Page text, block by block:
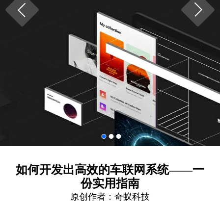
如何开发出高效的车联网系统——一
份实用指南
原创作者： 奇蚁科技